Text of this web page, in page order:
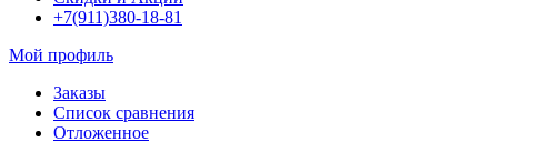
+7(911)380-18-81
Мой профиль
Заказы
Список сравнения
Отложенное